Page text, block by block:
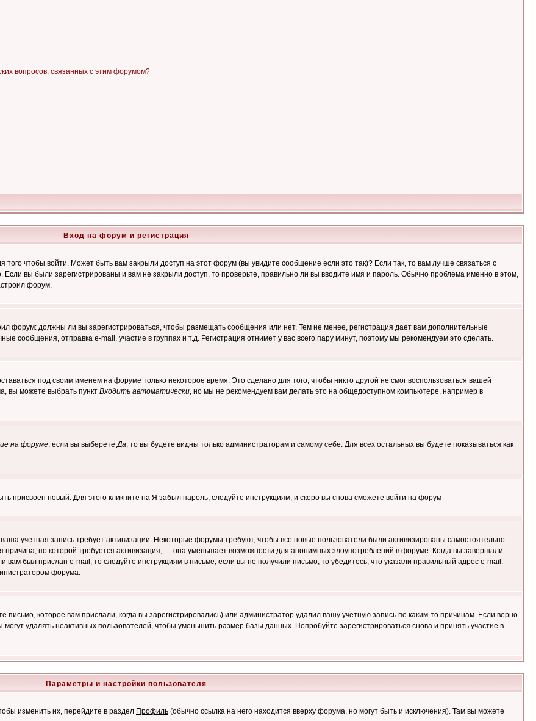
вопросов, связанных с этим форумом?
Вход на форум и регистрация
чтобы войти. Может быть вам закрыли доступ на этот форум (вы увидите сообщение если это так)? Если так, то вам лучше связаться с
вы были зарегистрированы и вам не закрыли доступ, то проверьте, правильно ли вы вводите имя и пароль. Обычно проблема именно в этом,
форум.
форум: должны ли вы зарегистрироваться, чтобы размещать сообщения или нет. Тем не менее, регистрация дает вам дополнительные
сообщения, отправка e-mail, участие в группах и т.д. Регистрация отнимет у вас всего пару минут, поэтому мы рекомендуем это сделать.
под своим именем на форуме только некоторое время. Это сделано для того, чтобы никто другой не смог воспользоваться вашей
вы можете выбрать пункт Входить автоматически, но мы не рекомендуем вам делать это на общедоступном компьютере, например в
на форуме, если вы выберетеДа, то вы будете видны только администраторам и самому себе. Для всех остальных вы будете показываться как
присвоен новый. Для этого кликните на Я забыл пароль, следуйте инструкциям, и скоро вы снова сможете войти на форум
учетная запись требует активизации. Некоторые форумы требуют, чтобы все новые пользователи были активизированы самостоятельно
причина, по которой требуется активизация, — она уменьшает возможности для анонимных злоупотреблений в форуме. Когда вы завершали
вам был прислан e-mail, то следуйте инструкциям в письме, если вы не получили письмо, то убедитесь, что указали правильный адрес e-mail.
форума.
которое вам прислали, когда вы зарегистрировались) или администратор удалил вашу учётную запись по каким-то причинам. Если верно
удалять неактивных пользователей, чтобы уменьшить размер базы данных. Попробуйте зарегистрироваться снова и принять участие в
Параметры и настройки пользователя
изменить их, перейдите в раздел Профиль (обычно ссылка на него находится вверху форума, но могут быть и исключения). Там вы можете